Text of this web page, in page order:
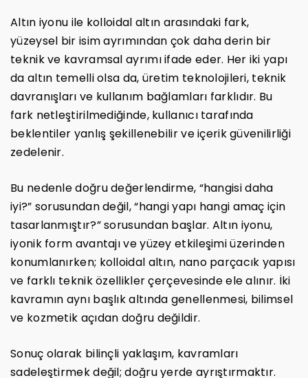
Altın iyonu ile kolloidal altın arasındaki fark,
yüzeysel bir isim ayrımından çok daha derin bir
teknik ve kavramsal ayrımı ifade eder. Her iki yapı
da altın temelli olsa da, üretim teknolojileri, teknik
davranışları ve kullanım bağlamları farklıdır. Bu
fark netleştirilmediğinde, kullanıcı tarafında
beklentiler yanlış şekillenebilir ve içerik güvenilirliği
zedelenir.
Bu nedenle doğru değerlendirme, “hangisi daha
iyi?” sorusundan değil, “hangi yapı hangi amaç için
tasarlanmıştır?” sorusundan başlar. Altın iyonu,
iyonik form avantajı ve yüzey etkileşimi üzerinden
konumlanırken; kolloidal altın, nano parçacık yapısı
ve farklı teknik özellikler çerçevesinde ele alınır. İki
kavramın aynı başlık altında genellenmesi, bilimsel
ve kozmetik açıdan doğru değildir.
Sonuç olarak bilinçli yaklaşım, kavramları
sadeleştirmek değil; doğru yerde ayrıştırmaktır.